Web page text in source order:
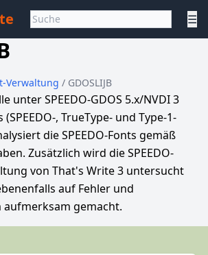
☰
Verwaltung / GDOSLIJB
unter SPEEDO-GDOS 5.x/NVDI 3
, TrueType- und Type-1-
die SPEEDO-Fonts gemäß
Zusätzlich wird die SPEEDO-
von That's Write 3 untersucht
auf Fehler und
gemacht.